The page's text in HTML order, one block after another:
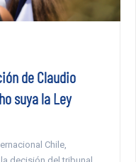
de Claudio
suya la Ley
Chile,